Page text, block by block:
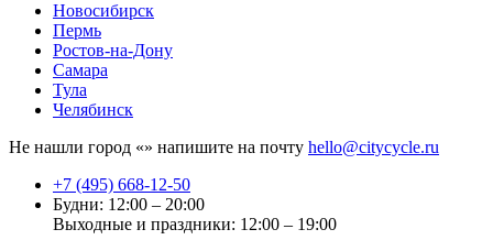
Новосибирск
Пермь
Ростов-на-Дону
Самара
Тула
Челябинск
Не нашли город «» напишите на почту hello@citycycle.ru
+7 (495) 668-12-50
Будни: 12:00 – 20:00
Выходные и праздники: 12:00 – 19:00